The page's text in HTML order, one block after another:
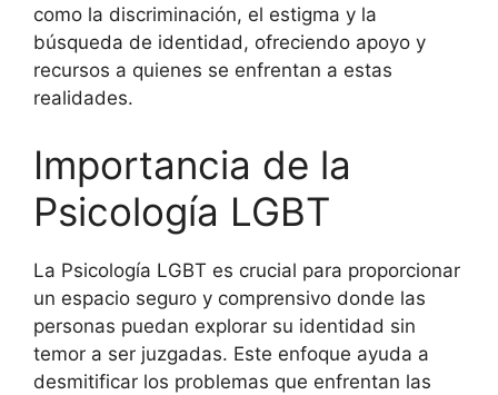
como la discriminación, el estigma y la
búsqueda de identidad, ofreciendo apoyo y
recursos a quienes se enfrentan a estas
realidades.
Importancia de la
Psicología LGBT
La Psicología LGBT es crucial para proporcionar
un espacio seguro y comprensivo donde las
personas puedan explorar su identidad sin
temor a ser juzgadas. Este enfoque ayuda a
desmitificar los problemas que enfrentan las